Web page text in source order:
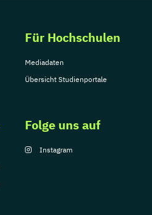
Für Hochschulen
Mediadaten
Übersicht Studienportale
Folge uns auf
Instagram